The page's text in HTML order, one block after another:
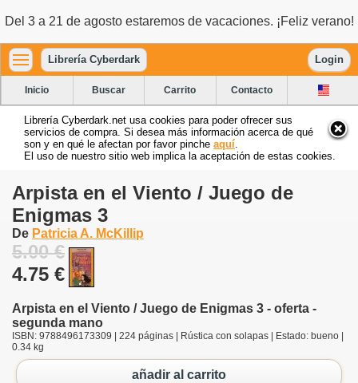
Del 3 a 21 de agosto estaremos de vacaciones. ¡Feliz verano!
Librería Cyberdark Login
Inicio Buscar Carrito Contacto
Librería Cyberdark.net usa cookies para poder ofrecer sus
servicios de compra. Si desea más información acerca de qué
son y en qué le afectan por favor pinche aquí
El uso de nuestro sitio web implica la aceptación de estas cookies.
Arpista en el Viento / Juego de
Enigmas 3
De Patricia A. McKillip
5.00 €
4.75 €
Arpista en el Viento / Juego de Enigmas 3 - oferta -
segunda mano
ISBN: 9788496173309 | 224 páginas | Rústica con solapas | Estado: bueno |
0.34 kg
añadir al carrito